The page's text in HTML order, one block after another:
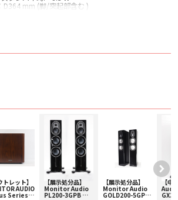
mm (脚/突起部含む )
)
, Walnut(WN) , Urban Grey(UG)
トレット】
AUDIO
Series
【展示処分品】
Monitor Audio
PL200-3GPB ペ
【展示処分品】
Monitor Audio
GOLD200-5GPB
【